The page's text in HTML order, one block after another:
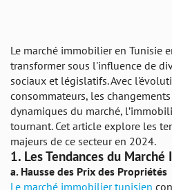
Le marché immobilier en Tunisie
transformer sous l'influence de
sociaux et législatifs. Avec
consommateurs, les
dynamiques du marché,
tournant. Cet article explore les
majeurs de ce secteur en 2024.
1. Les Tendances du
a. Hausse des Prix des Propriétés
Le marché immobilier tunisien